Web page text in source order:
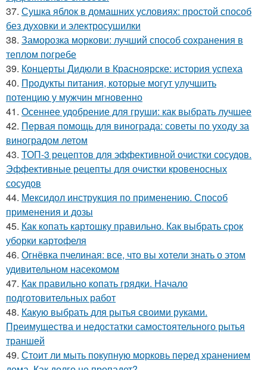
37. Сушка яблок в домашних условиях: простой способ
без духовки и электросушилки
38. Заморозка моркови: лучший способ сохранения в
теплом погребе
39. Концерты Дидюли в Красноярске: история успеха
40. Продукты питания, которые могут улучшить
потенцию у мужчин мгновенно
41. Осеннее удобрение для груши: как выбрать лучшее
42. Первая помощь для винограда: советы по уходу за
виноградом летом
43. ТОП-3 рецептов для эффективной очистки сосудов.
Эффективные рецепты для очистки кровеносных
сосудов
44. Мексидол инструкция по применению. Способ
применения и дозы
45. Как копать картошку правильно. Как выбрать срок
уборки картофеля
46. Огнёвка пчелиная: все, что вы хотели знать о этом
удивительном насекомом
47. Как правильно копать грядки. Начало
подготовительных работ
48. Какую выбрать для рытья своими руками.
Преимущества и недостатки самостоятельного рытья
траншей
49. Стоит ли мыть покупную морковь перед хранением